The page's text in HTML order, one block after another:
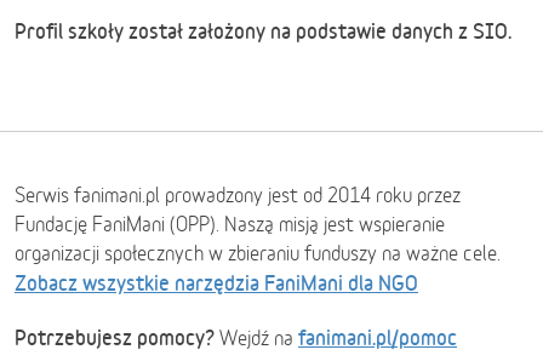
Profil szkoły został założony na podstawie danych z SIO.
Serwis fanimani.pl prowadzony jest od 2014 roku przez
Fundację FaniMani (OPP). Naszą misją jest wspieranie
organizacji społecznych w zbieraniu funduszy na ważne cele.
Zobacz wszystkie narzędzia FaniMani dla NGO
Potrzebujesz pomocy? Wejdź na fanimani.pl/pomoc